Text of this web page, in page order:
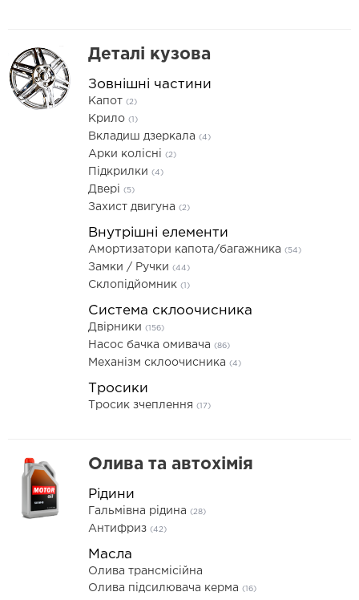
Деталі кузова
Зовнішні частини
Капот (2)
Крило (1)
Вкладиш дзеркала (4)
Арки колісні (2)
Підкрилки (4)
Двері (5)
Захист двигуна (2)
Внутрішні елементи
Амортизатори капота/багажника (54)
Замки / Ручки (44)
Склопідйомник (1)
Система склоочисника
Двірники (156)
Насос бачка омивача (86)
Механізм склоочисника (4)
Тросики
Тросик зчеплення (17)
Олива та автохімія
Рідини
Гальмівна рідина (28)
Антифриз (42)
Масла
Олива трансмісійна
Олива підсилювача керма (16)